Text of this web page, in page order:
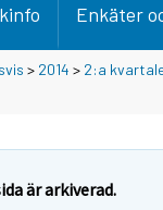
Enkäter
> 2014 > 2:a
är arkiverad.